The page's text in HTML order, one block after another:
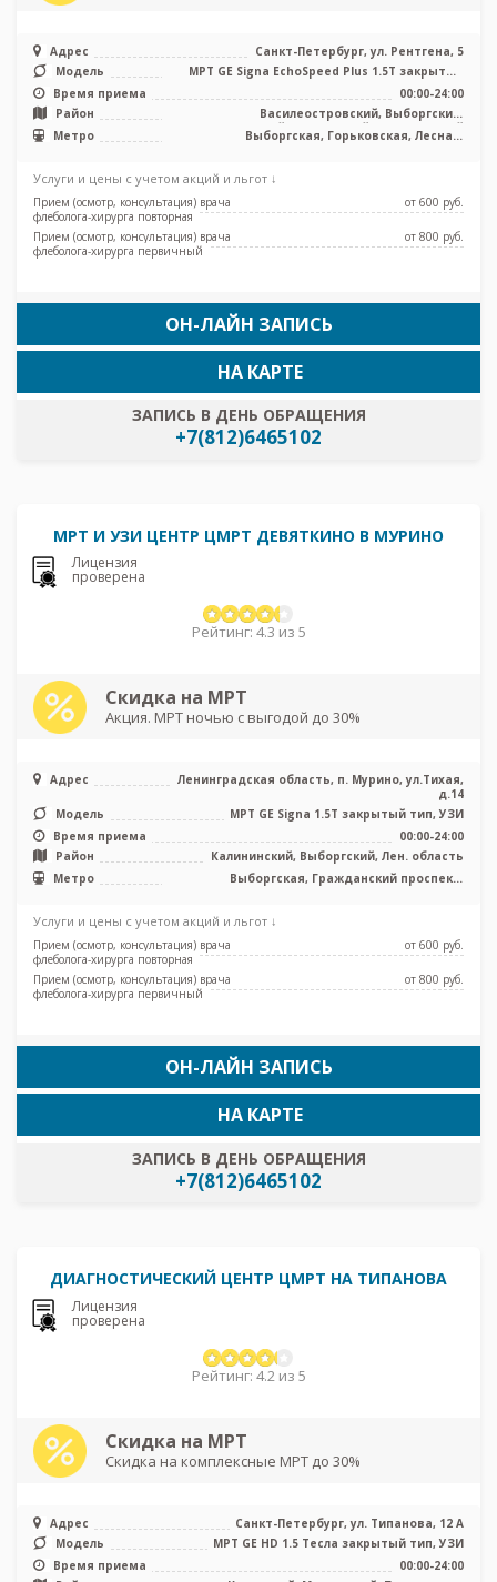
Адрес
Санкт-Петербург, ул. Рентгена, 5
Модель
МРТ GE Signa EchoSpeed Plus 1.5T закрытый
Время приема
00:00-24:00
Район
Василеостровский, Выборгский,
Петроградский, Приморский, Центральный
Метро
Выборгская, Горьковская, Лесная,
Услуги и цены с учетом акций и льгот ↓
Прием (осмотр, консультация) врача
флеболога-хирурга повторная
от 600 pуб.
Прием (осмотр, консультация) врача
флеболога-хирурга первичный
от 800 pуб.
ОН-ЛАЙН ЗАПИСЬ
ЗАПИСЬ В ДЕНЬ ОБРАЩЕНИЯ
+7(812)6465102
НА КАРТЕ
МРТ И УЗИ ЦЕНТР ЦМРТ ДЕВЯТКИНО В МУРИНО
Лицензия
проверена
Рейтинг: 4.3 из 5
Скидка на МРТ
Акция. МРТ ночью с выгодой до 30%
Адрес
Ленинградская область, п. Мурино, ул.Тихая,
д.14
Модель
МРТ GE Signa 1.5T закрытый тип, УЗИ
Время приема
00:00-24:00
Район
Калининский, Выборгский, Лен. область
Метро
Выборгская, Гражданский проспект,
Услуги и цены с учетом акций и льгот ↓
Прием (осмотр, консультация) врача
флеболога-хирурга повторная
от 600 pуб.
Прием (осмотр, консультация) врача
флеболога-хирурга первичный
от 800 pуб.
ОН-ЛАЙН ЗАПИСЬ
ЗАПИСЬ В ДЕНЬ ОБРАЩЕНИЯ
+7(812)6465102
НА КАРТЕ
ДИАГНОСТИЧЕСКИЙ ЦЕНТР ЦМРТ НА ТИПАНОВА
Лицензия
проверена
Рейтинг: 4.2 из 5
Скидка на МРТ
Скидка на комплексные МРТ до 30%
Адрес
Санкт-Петербург, ул. Типанова, 12 А
Модель
МРТ GE HD 1.5 Тесла закрытый тип, УЗИ
Время приема
00:00-24:00